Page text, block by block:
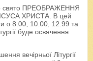
свято ПРЕОБРАЖЕННЯ
ХРИСТА. В цей
о 8.00, 10.00, 12.99 та
буде освячення
вечірньої Літургії